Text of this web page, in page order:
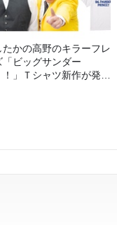
たかの高野のキラーフレ
「ビッグサンダー
！」Ｔシャツ新作が発売